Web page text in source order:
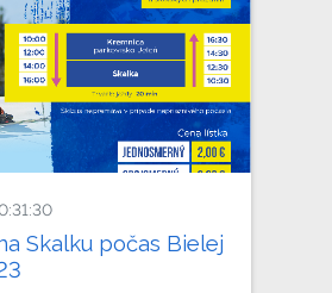
Skalku počas Bielej